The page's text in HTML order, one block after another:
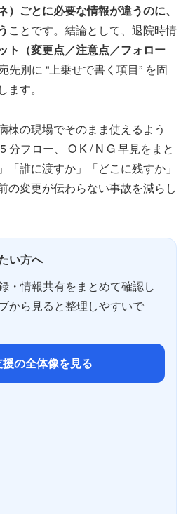
）ごとに必要な情報が違うのに、
ことです。結論として、退院時情
ト（変更点／注意点／フォロー
先別に “上乗せで書く項目” を固
す。
棟の現場でそのまま使えるよう
分フロー、 O K / N G 早見をまと
「誰に渡すか」「どこに残すか」
の変更が伝わらない事故を減らし
い方へ
・情報共有をまとめて確認し
から見ると整理しやすいで
の全体像を見る